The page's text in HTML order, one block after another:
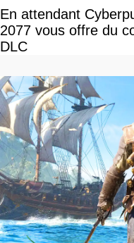
En attendant
2077 vous offre du
DLC